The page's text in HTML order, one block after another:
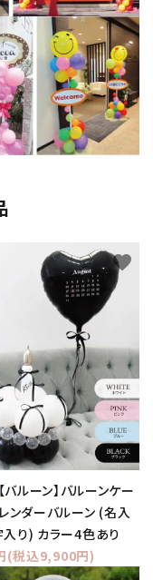
【バルーン】バルーンケー
ンダーバルーン (名入
入り) カラー4色あり
(税込9,900円)
favorite